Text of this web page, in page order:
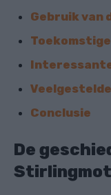
Gebruik van
Conclusie
De